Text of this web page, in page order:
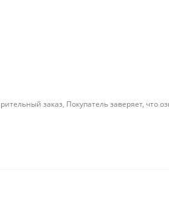
заказ, Покупатель заверяет, что